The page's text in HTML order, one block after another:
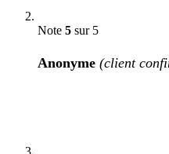
Note 5 sur 5
Anonyme (client